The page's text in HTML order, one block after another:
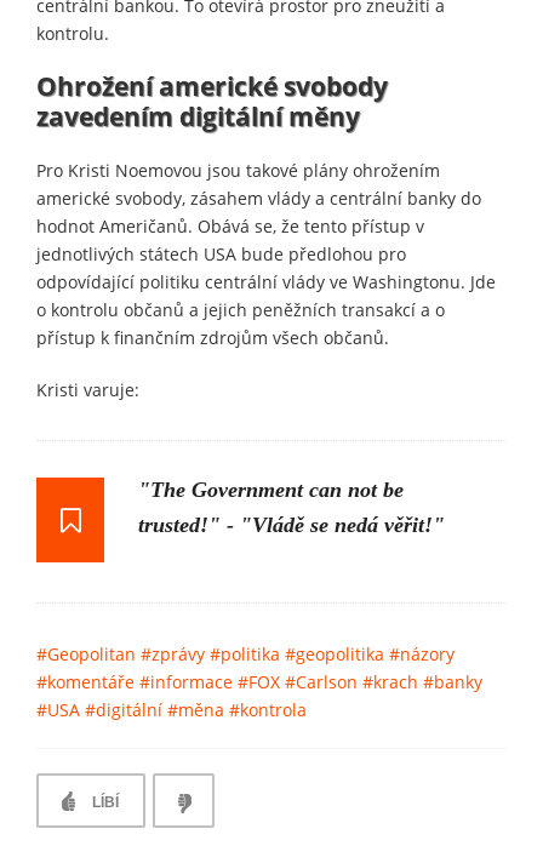
centrální bankou. To otevírá prostor pro zneužití a
kontrolu.
Ohrožení americké svobody
zavedením digitální měny
Pro Kristi Noemovou jsou takové plány ohrožením
americké svobody, zásahem vlády a centrální banky do
hodnot Američanů. Obává se, že tento přístup v
jednotlivých státech USA bude předlohou pro
odpovídající politiku centrální vlády ve Washingtonu. Jde
o kontrolu občanů a jejich peněžních transakcí a o
přístup k finančním zdrojům všech občanů.
Kristi varuje:
"The Government can not be
trusted!" - "Vládě se nedá věřit!"
#Geopolitan #zprávy #politika #geopolitika #názory
#komentáře #informace #FOX #Carlson #krach #banky
#USA #digitální #měna #kontrola
LÍBÍ